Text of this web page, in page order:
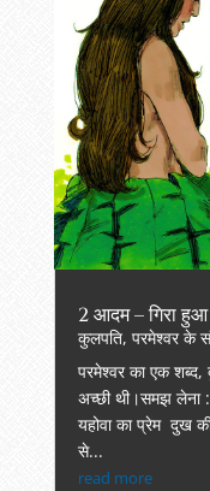
2 आदम – गिरा हुआ
कुलपति, परमेश्वर के
परमेश्वर का एक शब्द,
अच्छी थी।समझ लेना :
यहोवा का प्रेम दुख
से...
read more